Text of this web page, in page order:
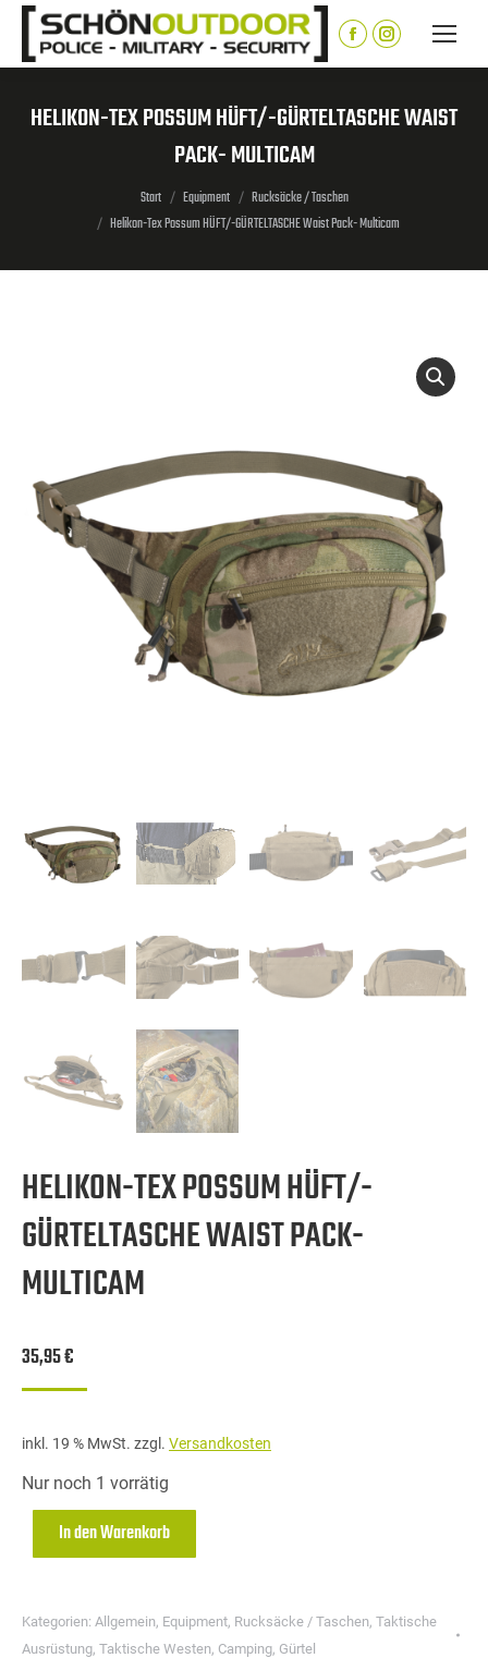
springen
Facebook
page
in
Instagram
page
in
HELIKON-TEX POSSUM HÜFT/-GÜRTELTASCHE WAIST
PACK- MULTICAM
Sie befinden sich hier:
Start Equipment
Rucksäcke / Taschen
Helikon-Tex Possum HÜFT/-GÜRTELTASCHE Waist Pack- Multicam
HELIKON-TEX POSSUM HÜFT/-
GÜRTELTASCHE WAIST PACK-
MULTICAM
35,95€
inkl. 19 % MwSt. zzgl. Versandkosten
Nur noch 1 vorrätig
In den Warenkorb
Kategorien: Allgemein, Equipment, Rucksäcke / Taschen, Taktische
Ausrüstung, Taktische Westen, Camping, Gürtel